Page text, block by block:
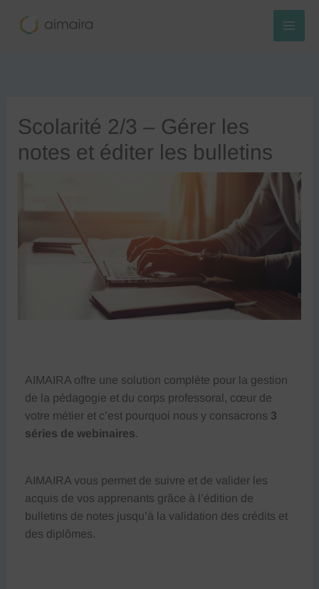
Scolarité 2/3 – Gérer les
notes et éditer les bulletins
AIMAIRA offre une solution complète pour la gestion
de la pédagogie et du corps professoral, cœur de
votre métier et c’est pourquoi nous y consacrons 3
séries de webinaires.
AIMAIRA vous permet de suivre et de valider les
acquis de vos apprenants grâce à l’édition de
bulletins de notes jusqu’à la validation des crédits et
des diplômes.